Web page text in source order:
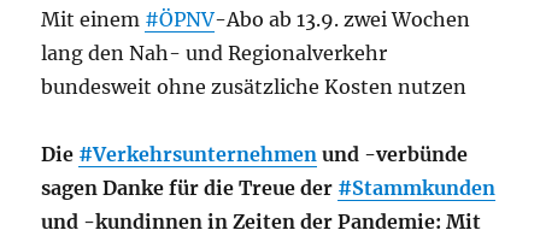
Mit einem #ÖPNV-Abo ab 13.9. zwei Wochen
lang den Nah- und Regionalverkehr
bundesweit ohne zusätzliche Kosten nutzen
Die #Verkehrsunternehmen und -verbünde
sagen Danke für die Treue der #Stammkunden
und -kundinnen in Zeiten der Pandemie: Mit